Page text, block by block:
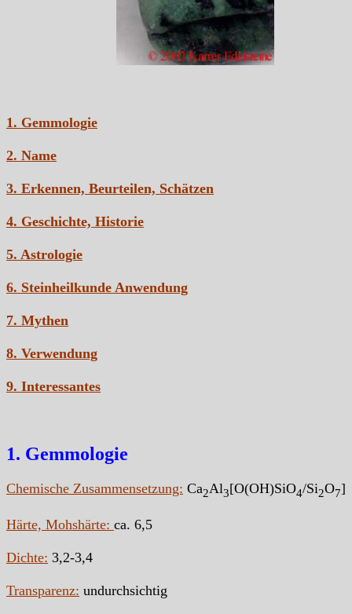
1. Gemmologie
2. Name
3. Erkennen, Beurteilen, Schätzen
4. Geschichte, Historie
5. Astrologie
6. Steinheilkunde Anwendung
7. Mythen
8. Verwendung
9. Interessantes
1. Gemmologie
Chemische Zusammensetzung: Ca2Al3[O(OH)SiO4/Si2O7]
Härte, Mohshärte: ca. 6,5
Dichte: 3,2-3,4
Transparenz: undurchsichtig